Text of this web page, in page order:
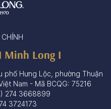
Minh Long I
phố Hưng Lộc, phường Thuận
Nam - Mã BCQG: 75216
274 3668899
3724173